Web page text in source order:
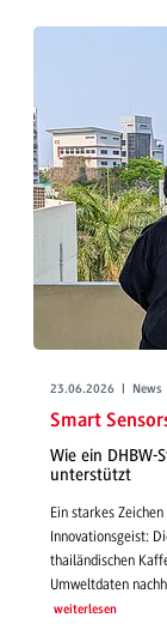
23.06.2026 | News
Smart
Wie ein
unterstützt
Ein starkes
Innovationsgeist:
thailändischen
Umweltdaten
weiterlesen